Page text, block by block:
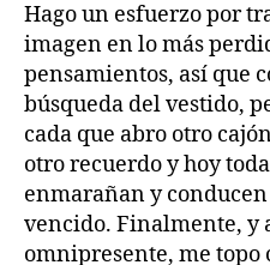
Hago un esfuerzo por
imagen en lo más
pensamientos, así que
búsqueda del vestido,
cada que abro otro
otro recuerdo y hoy
enmarañan y
vencido. Finalmente, y
omnipresente, me topo